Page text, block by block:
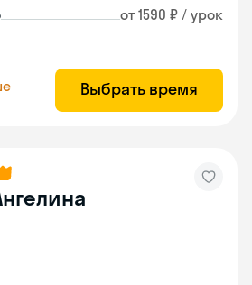
от 1590 ₽ / урок
Выбрать время